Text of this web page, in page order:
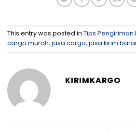
This entry was posted in Tips Pengiriman
cargo murah, jasa cargo, jasa kirim
KIRIMKARGO